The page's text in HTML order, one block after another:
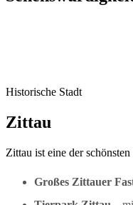
Historische Stadt
Zittau
Zittau ist eine der
Großes Zittauer